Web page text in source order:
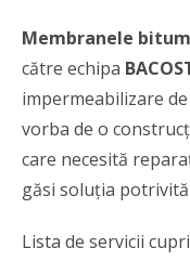
Membranele
către echipa
impermeabilizare
vorba de o
care necesită
găsi soluția
Lista de servicii